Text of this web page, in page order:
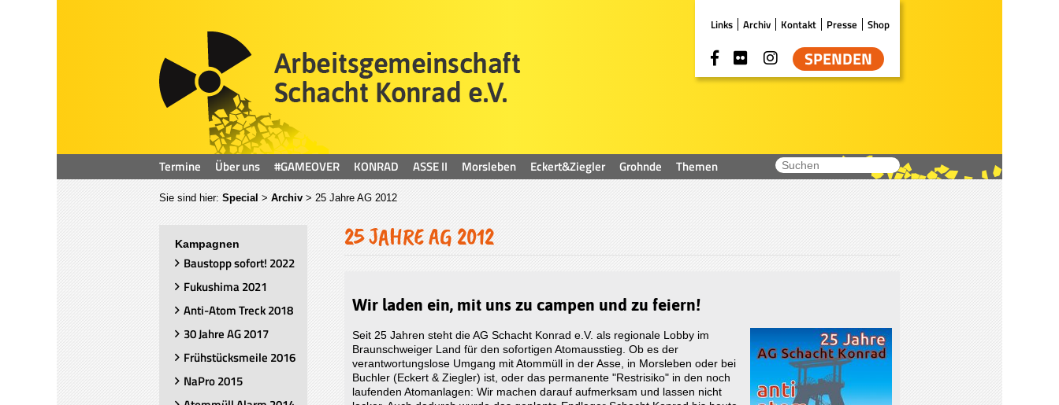
Links Archiv Kontakt Presse Shop
SPENDEN
Termine Über uns #GAMEOVER KONRAD ASSE II Morsleben Eckert&Ziegler Grohnde Themen
Sie sind hier: Special > Archiv > 25 Jahre AG 2012
Kampagnen
Baustopp sofort! 2022
Fukushima 2021
Anti-Atom Treck 2018
30 Jahre AG 2017
Frühstücksmeile 2016
NaPro 2015
25 JAHRE AG 2012
Wir laden ein, mit uns zu campen und zu feiern!
Seit 25 Jahren steht die AG Schacht Konrad e.V. als regionale Lobby im
Braunschweiger Land für den sofortigen Atomausstieg. Ob es der
verantwortungslose Umgang mit Atommüll in der Asse, in Morsleben oder bei
Buchler (Eckert & Ziegler) ist, oder das permanente "Restrisiko" in den noch
laufenden Atomanlagen: Wir machen darauf aufmerksam und lassen nicht